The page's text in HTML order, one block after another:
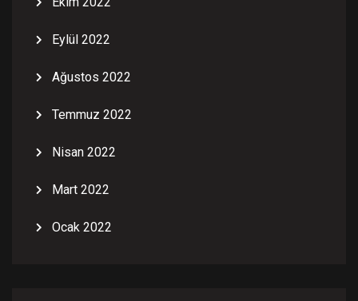
Eylül 2022
Ağustos 2022
Temmuz 2022
Nisan 2022
Mart 2022
Ocak 2022